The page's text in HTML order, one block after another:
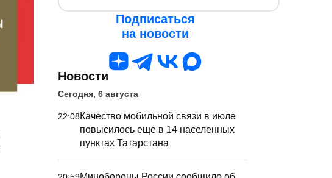
Подписаться
на новости
Новости
Сегодня, 6 августа
22:08Качество мобильной связи в июле
повысилось еще в 14 населенных
пунктах Татарстана